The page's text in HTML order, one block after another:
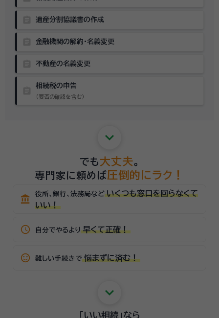
遺産分割協議書の作成
金融機関の解約・名義変更
不動産の名義変更
相続税の申告
（要否の確認を含む）
keyboard_arrow_down
でも 大丈夫。
専門家に頼めば圧倒的にラク！
account_balance 役所、銀行、法務局など いくつも窓口を回らなくて
いい！
schedule 自分でやるより 早くて正確！
sentiment_satisfied_alt 難しい手続きで 悩まずに済む！
keyboard_arrow_down
「いい相続」なら